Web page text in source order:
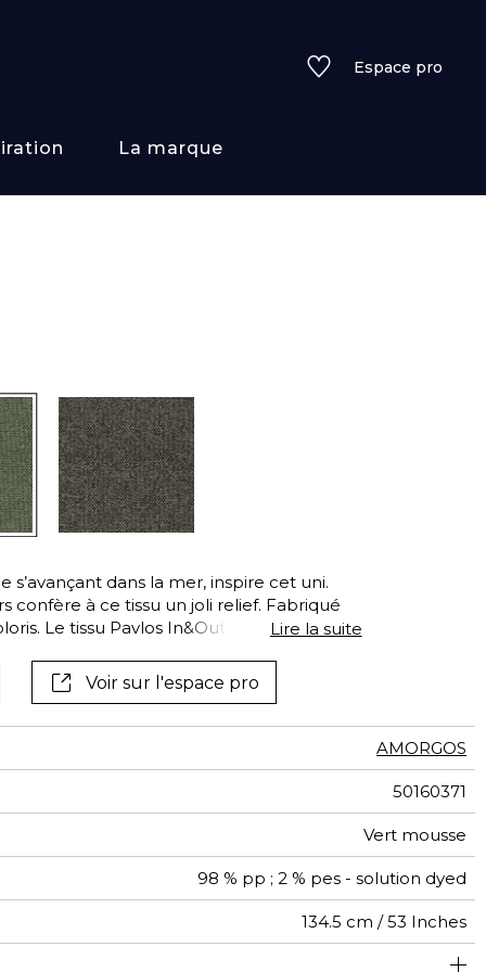
Espace pro
Voir tous les tissus
La marque
s’avançant dans la mer, inspire cet uni.
confère à ce tissu un joli relief. Fabriqué
Le tissu Pavlos In&Outdoor allie
comme extérieurs, et convient en
très résistant, facile à entretenir, sèche
chlorée et à l’eau de mer. Les fils en
sont fabriqués dans un véritable souci
sont entièrement recyclables
Lire la suite
Voir sur l'espace pro
AMORGOS
50160371
Vert mousse
98 % pp ; 2 % pes - solution dyed
134.5 cm / 53 Inches
<3%
Raccord droit
30000
classique : 20.000 à 40.000 cycles (Martindale) et/ou
50000
De large
580
aw - 0.15
Italie
Séchage rapide